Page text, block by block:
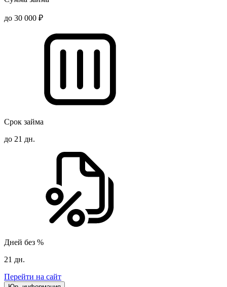
до 30 000 ₽
Срок займа
до 21 дн.
Дней без %
21 дн.
Перейти на сайт